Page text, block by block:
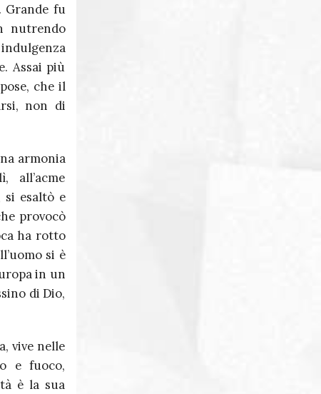
Grande fu
nutrendo
Assai più
che il
non di
armonia
si esaltò e
provocò
ha rotto
si è
in un
di Dio,
vive nelle
e fuoco,
è la sua